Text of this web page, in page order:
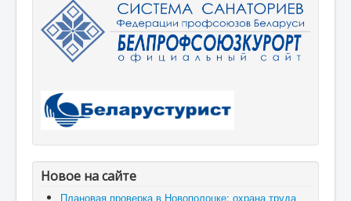
Новое на сайте
Плановая проверка в Новополоцке: охрана труда